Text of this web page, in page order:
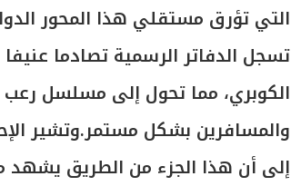
التي تؤرق مستقلي هذا المحور
تسجل الدفاتر الرسمية تصادما
الكوبري، مما تحول إلى مسلسل
والمسافرين بشكل مستمر.وتشير